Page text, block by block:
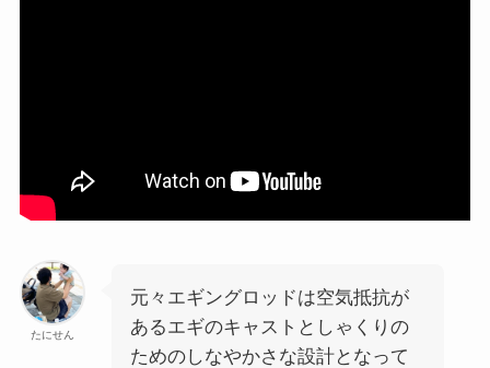
たにせん
元々エギングロッドは空気抵抗が
あるエギのキャストとしゃくりの
ためのしなやかさな設計となって